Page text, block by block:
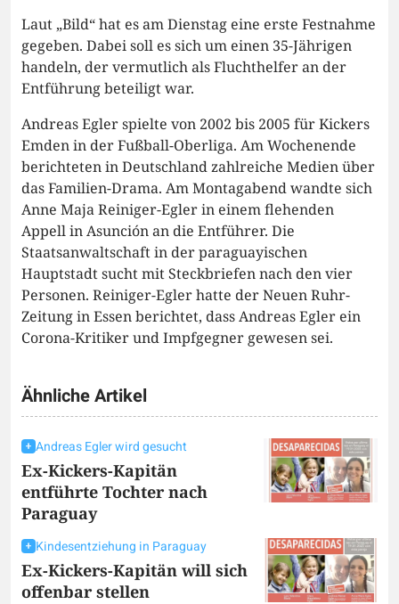
Laut „Bild“ hat es am Dienstag eine erste Festnahme
gegeben. Dabei soll es sich um einen 35-Jährigen
handeln, der vermutlich als Fluchthelfer an der
Entführung beteiligt war.
Andreas Egler spielte von 2002 bis 2005 für Kickers
Emden in der Fußball-Oberliga. Am Wochenende
berichteten in Deutschland zahlreiche Medien über
das Familien-Drama. Am Montagabend wandte sich
Anne Maja Reiniger-Egler in einem flehenden
Appell in Asunción an die Entführer. Die
Staatsanwaltschaft in der paraguayischen
Hauptstadt sucht mit Steckbriefen nach den vier
Personen. Reiniger-Egler hatte der Neuen Ruhr-
Zeitung in Essen berichtet, dass Andreas Egler ein
Corona-Kritiker und Impfgegner gewesen sei.
Ähnliche Artikel
Andreas Egler wird gesucht
Ex-Kickers-Kapitän
entführte Tochter nach
Paraguay
Kindesentziehung in Paraguay
Ex-Kickers-Kapitän will sich
offenbar stellen